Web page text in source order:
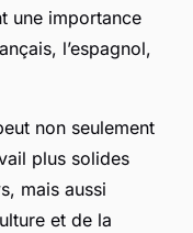
une importance
l’espagnol,
non seulement
plus solides
mais aussi
et de la